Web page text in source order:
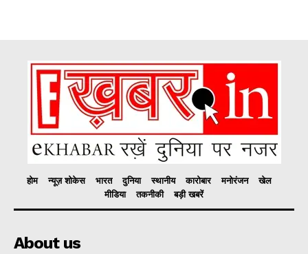
होम न्यूज़ शोकेस भारत दुनिया स्थानीय कारोबार मनोरंजन
खेल
मीडिया
तकनीकी बड़ी खबरें
About us